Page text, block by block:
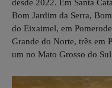
desde 2022. Em Santa
Bom Jardim da Serra,
do Eixaimel, em
Grande do Norte, três em
um no Mato Grosso do